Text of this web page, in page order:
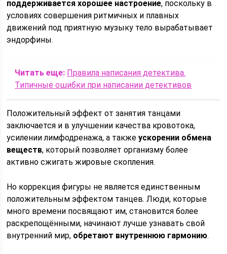
поддерживается хорошее настроение, поскольку в
условиях совершения ритмичных и плавных
движений под приятную музыку тело вырабатывает
эндорфины.
Читать еще: Правила написания детектива.
Типичные ошибки при написании детективов
Положительный эффект от занятия танцами
заключается и в улучшении качества кровотока,
усилении лимфодренажа, а такжеускорении обмена
веществ, который позволяет организму более
активно сжигать жировые скопления.
Но коррекция фигуры не является единственным
положительным эффектом танцев. Люди, которые
много времени посвящают им, становится более
раскрепощёнными, начинают лучше узнавать свой
внутренний мир, обретают внутреннюю гармонию.